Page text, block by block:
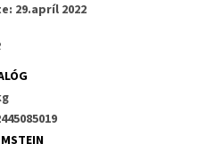
29.apríl 2022